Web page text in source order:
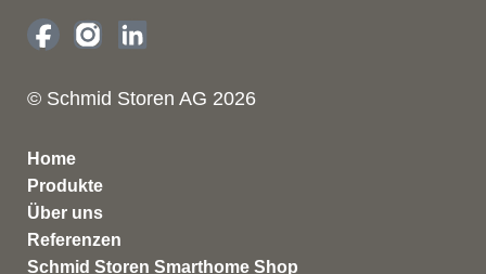
© Schmid Storen AG 2026
Home
Produkte
Über uns
Referenzen
Schmid Storen Smarthome Shop